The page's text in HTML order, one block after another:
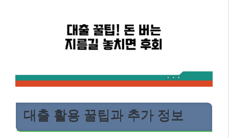
대출 활용 꿀팁과 추가 정보